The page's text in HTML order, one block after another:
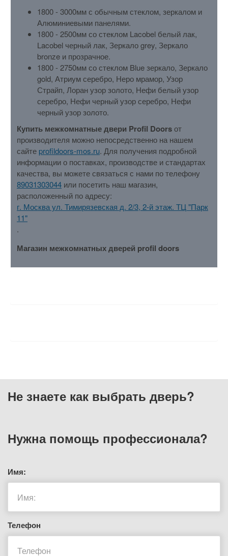
1800 - 3000мм с обычным стеклом, зеркалом и
Алюминиевыми панелями.
1800 - 2500мм со стеклом Lacobel белый лак,
Lacobel черный лак, Зеркало grey, Зеркало
bronze и прозрачное.
1800 - 2750мм со стеклом Blue зеркало, Зеркало
gold, Атриум серебро, Неро мрамор, Узор
Страйп, Лоран узор золото, Нефи белый узор
серебро, Нефи черный узор серебро, Нефи
черный узор золото.
Купить межкомнатные двери Profil Doorsот
производителя можно непосредственно на нашем
сайте profildoors-mos.ru. Для получения подробной
информации о поставках, производстве и стандартах
качества, вы можете связаться с нами по телефону
89031303044 или посетить наш магазин,
расположенный по адресу:
г. Москва ул. Тимирязевская д. 2/3, 2-й этаж. ТЦ "Парк
11"
.
Магазин межкомнатных дверей profil doors
Не знаете как выбрать дверь?
Нужна помощь профессионала?
Имя:
Телефон